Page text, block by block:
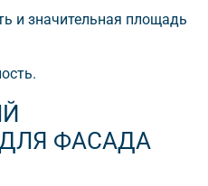
и значительная площадь
ФАСАДА